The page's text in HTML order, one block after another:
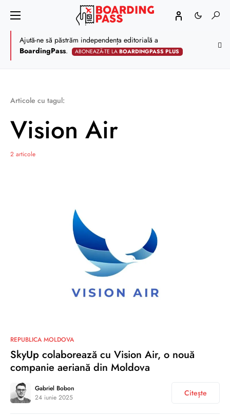
Ajută-ne să păstrăm independența editorială a
BoardingPass. ABONEAZĂ-TE LABOARDINGPASS PLUS
Articole cu tagul:
Vision Air
2 articole
0
REPUBLICA MOLDOVA
SkyUp colaborează cu Vision Air, o nouă
companie aeriană din Moldova
Gabriel Bobon
24 iunie 2025
Citește